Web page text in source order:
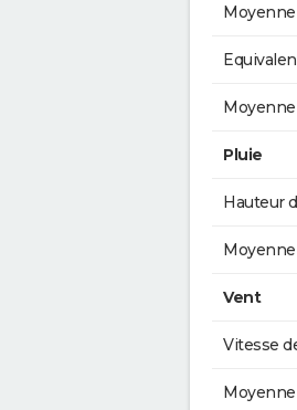
Pluie
Hauteur
Vent
Vitesse